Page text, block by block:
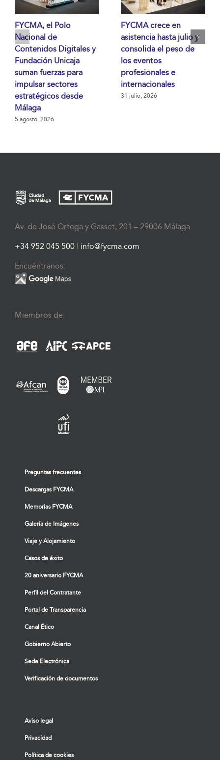
FYCMA, el Polo
Nacional de
Contenidos Digitales y
Fundación Unicaja
suman fuerzas para
impulsar sectores
estratégicos desde
Málaga
5 agosto, 2026
FYCMA crece en
asistencia hasta julio y
consolida el peso de
los eventos
profesionales e
internacionales
31 julio, 2026
Av. de José Ortega y Gasset, 201 – 29006 Málaga
+34 952 045 500 | info@fycma.com
Encuéntranos:
Miembros de:
Preguntas frecuentes
Descargas FYCMA
Memorias FYCMA
Galería de Imágenes
Viaje y Alojamiento
Casos de éxito
20 aniversario FYCMA
Perfil del Contratante
Portal de Transparencia
Canal Ético
Gobierno Abierto
Sede Electrónica
Verificación de documentos
Aviso legal
Privacidad
Política de cookies